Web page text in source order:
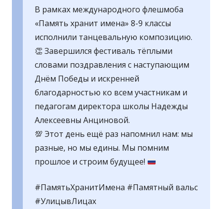
В рамках международного флешмоба
«Память хранит имена» 8-9 классы
исполнили танцевальную композицию.
👏 Завершился фестиваль тёплыми
словами поздравления с наступающим
Днём Победы и искренней
благодарностью ко всем участникам и
педагогам директора школы Надежды
Алексеевны Анциновой.
💯 Этот день ещё раз напомнил нам: мы
разные, но мы едины. Мы помним
прошлое и строим будущее!
#ПамятьХранитИмена #Памятный вальс
#УлицывЛицах